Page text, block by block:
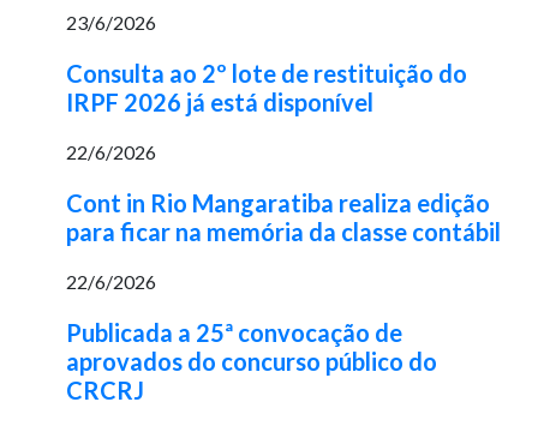
23/6/2026
Consulta ao 2º lote de restituição do
IRPF 2026 já está disponível
22/6/2026
Cont in Rio Mangaratiba realiza edição
para ficar na memória da classe contábil
22/6/2026
Publicada a 25ª convocação de
aprovados do concurso público do
CRCRJ